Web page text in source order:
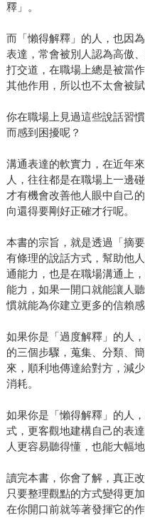
釋」。
而「懶得解釋」的人，也因
表達，常會被別人認為高傲
打交道，在職場上總是被當
其他作用，所以也不太會被
你在職場上見過這些說話習
而感到困擾呢？
溝通表達的軟實力，在近年
人，往往都是在職場上一邊
才有機會改善他人眼中自己
向還得要剛好正確才行呢。
本書的宗旨，就是透過「摘
有條理的說話方式，幫助他
通能力，也是在職場溝通上
能力，如果一開口就能讓人
慣就能為你建立更多的信賴
如果你是「過度解釋」的人
的三個步驟，蒐集、分類、
來，順利地傳達給對方，減
消耗。
如果你是「懶得解釋」的人
式，更客觀地建構自己的表
人更容易聽得懂，也能大幅地
讀完本書，你會了解，真正
只要整理觀點的方式變得更
在你開口前就等著發揮它的作